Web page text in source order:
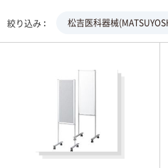
絞り込み 松吉医科器械